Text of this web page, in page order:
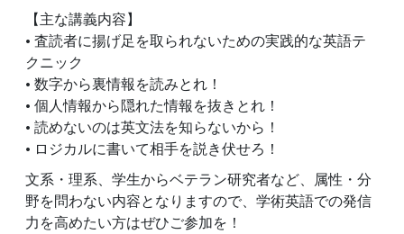
【主な講義内容】
• 査読者に揚げ足を取られないための実践的な英語テ
クニック
• 数字から裏情報を読みとれ！
• 個人情報から隠れた情報を抜きとれ！
• 読めないのは英文法を知らないから！
• ロジカルに書いて相手を説き伏せろ！
文系・理系、学生からベテラン研究者など、属性・分
野を問わない内容となりますので、学術英語での発信
力を高めたい方はぜひご参加を！